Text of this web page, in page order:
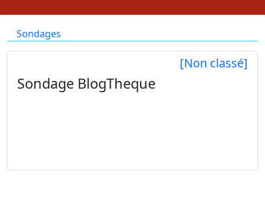
Sondages
[Non classé]
Sondage BlogTheque